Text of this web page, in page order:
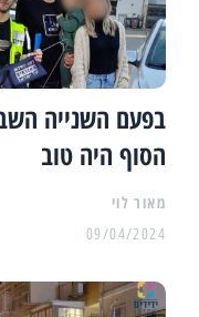
בפעם השנייה
הסוף היה טוב
מאור לוי
09/04/2024